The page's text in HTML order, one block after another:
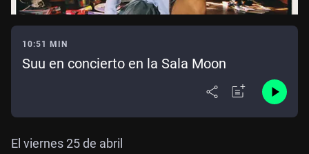
10:51 MIN
Suu en concierto en la Sala Moon
El viernes 25 de abril